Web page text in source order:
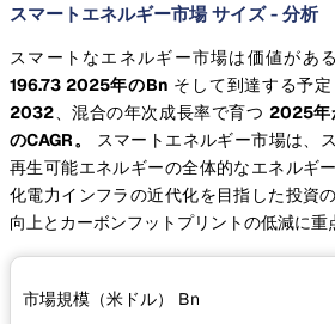
スマートエネルギー市場 サイズ - 分析
スマートなエネルギー市場は価値があ
196.73 2025年のBn そして到達する予
2032、混合の年次成長率で育つ 2025年
のCAGR。
スマートエネルギー市場は、
再生可能エネルギーの全体的なエネルギ
化電力インフラの近代化を目指した投資
向上とカーボンフットプリントの低減に重
市場規模（米ドル） Bn